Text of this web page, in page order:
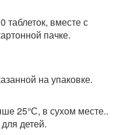
таблеток, вместе с
пачке.
на упаковке.
25°С, в сухом месте..
детей.